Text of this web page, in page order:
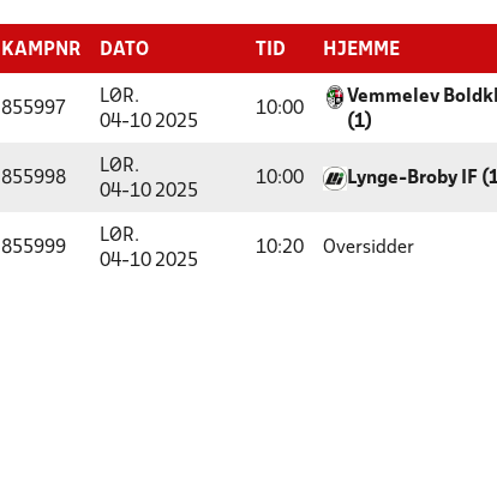
KAMPNR DATO TID HJEMME
855997
LØR.
04-10 2025
10:00
Vemmelev
(1)
855998
LØR.
04-10 2025
10:00 Lynge-Broby IF
855999
LØR.
04-10 2025
10:20 Oversidder